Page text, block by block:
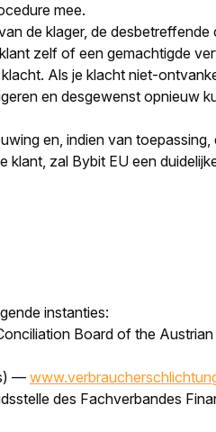
mee.
de klager, de
zelf of een gemachtigde
Als je klacht niet-
en desgewenst opnieuw
en, indien van toepassing,
klant, zal Bybit EU een
instanties:
Board of the
) —
des Fachverbandes